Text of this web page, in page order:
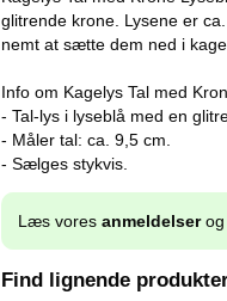
glitrende krone. Lysene er
nemt at sætte dem ned i
Info om Kagelys Tal med
- Tal-lys i lyseblå med en
- Måler tal: ca. 9,5 cm.
- Sælges stykvis.
Læs vores anmeldelserog
Find lignende